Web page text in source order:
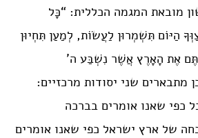
מובאת המגמה הכללית: “כָּל
הַיּוֹם תִּשְׁמְרוּן לַעֲשׂוֹת, לְמַעַן תִּחְיוּן
אֶת הָאָרֶץ אֲשֶׁר נִשְׁבַּע ה’
מתבארים שני יסודות מרכזיים:
כפי שאנו אומרים בברכה
של ארץ ישראל כפי שאנו אומרים